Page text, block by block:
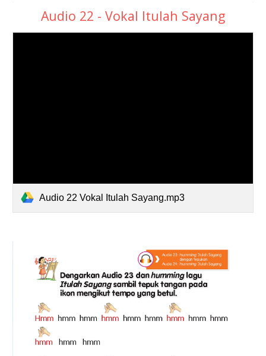
Audio 22 - Vokal Itulah Sayang
Audio 22 Vokal Itulah Sayang.mp3